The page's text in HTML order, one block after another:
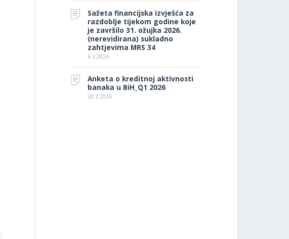
Sažeta financijska izvješća za
razdoblje tijekom godine koje
je završilo 31. ožujka 2026.
(nerevidirana) sukladno
zahtjevima MRS 34
6.5.2026.
Anketa o kreditnoj aktivnosti
banaka u BiH_Q1 2026
20.5.2026.